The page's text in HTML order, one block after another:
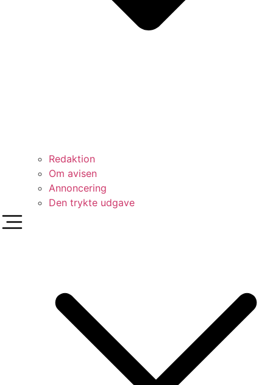
Redaktion
Om avisen
Annoncering
Den trykte udgave